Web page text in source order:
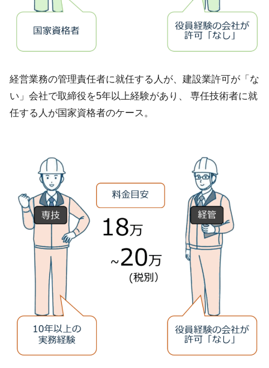
経営業務の管理責任者に就任する人が、建設業許可が「な
い」会社で取締役を5年以上経験があり、 専任技術者に就
任する人が国家資格者のケース。